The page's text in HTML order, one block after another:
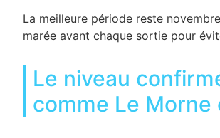
La meilleure période reste
marée avant chaque sortie pour
Le niveau
comme Le Morne